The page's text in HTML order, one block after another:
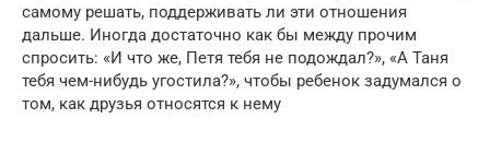
самому решать, поддерживать ли эти отношения
дальше. Иногда достаточно как бы между прочим
спросить: «И что же, Петя тебя не подождал?», «А Таня
тебя чем-нибудь угостила?», чтобы ребенок задумался о
том, как друзья относятся к нему